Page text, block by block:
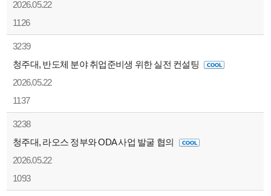
2026.05.22
1126
3239
청주대, 반도체 분야 취업준비생 위한 실전 컨설팅
2026.05.22
1137
3238
청주대, 라오스 정부와 ODA 사업 발굴 협의
2026.05.22
1093